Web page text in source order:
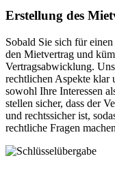
Erstellung des
Sobald Sie sich für
den Mietvertrag und
Vertragsabwicklung.
rechtlichen Aspekte klar
sowohl Ihre Interessen
stellen sicher, dass der
und rechtssicher ist,
rechtliche Fragen